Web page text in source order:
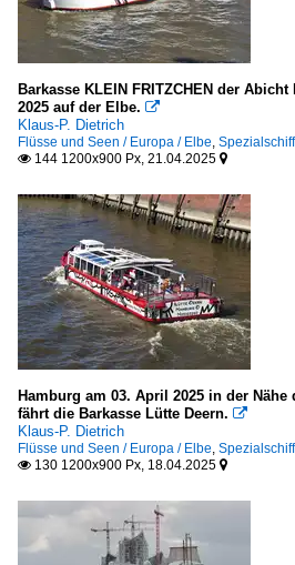
Barkasse KLEIN FRITZCHEN der
2025 auf der Elbe. 
Klaus-P. Dietrich
Flüsse und Seen / Europa / Elbe
 144 1200x900 Px, 21.04.2025 
Hamburg am 03. April 2025 in der
fährt die Barkasse Lütte Deern. 
Klaus-P. Dietrich
Flüsse und Seen / Europa / Elbe
 130 1200x900 Px, 18.04.2025 